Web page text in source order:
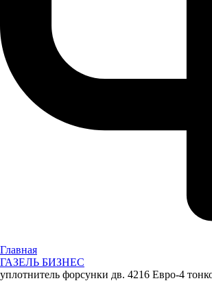
Главная
ГАЗЕЛЬ БИЗНЕС
уплотнитель форсунки дв. 4216 Евро-4